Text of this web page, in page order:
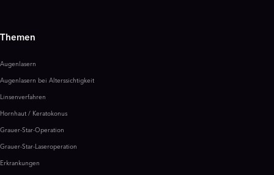
Themen
Augenlasern
Augenlasern bei Alterssichtigkeit
Linsenverfahren
Hornhaut / Keratokonus
Grauer-Star-Operation
Grauer-Star-Laseroperation
Erkrankungen